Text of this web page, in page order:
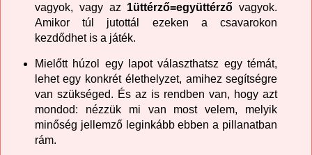
vagyok, vagy az 1üttérző=együttérző vagyok.
Amikor túl jutottál ezeken a csavarokon
kezdődhet is a játék.
Mielőtt húzol egy lapot választhatsz egy témát,
lehet egy konkrét élethelyzet, amihez segítségre
van szükséged. És az is rendben van, hogy azt
mondod: nézzük mi van most velem, melyik
minőség jellemző leginkább ebben a pillanatban
rám.